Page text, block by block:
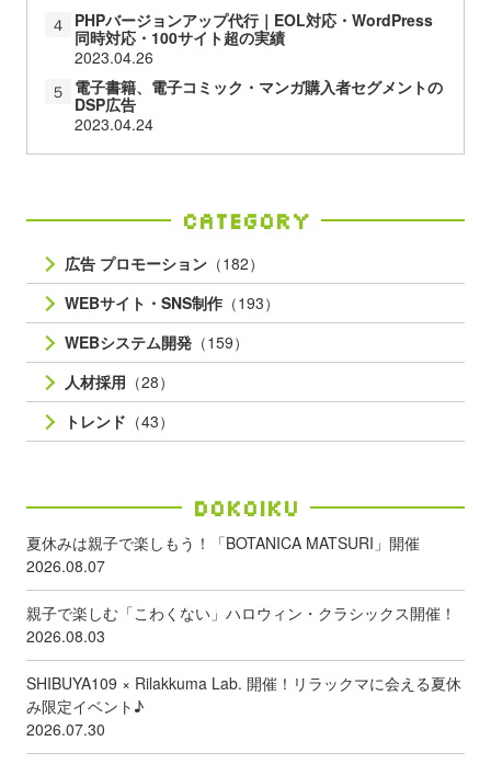
４ PHPバージョンアップ代行｜EOL対応・WordPress
同時対応・100サイト超の実績
2023.04.26
５ 電子書籍、電子コミック・マンガ購入者セグメントの
DSP広告
2023.04.24
Category
広告 プロモーション （182）
WEBサイト・SNS制作 （193）
WEBシステム開発 （159）
人材採用 （28）
トレンド （43）
Dokoiku
夏休みは親子で楽しもう！「BOTANICA MATSURI」開催
2026.08.07
親子で楽しむ「こわくない」ハロウィン・クラシックス開催！
2026.08.03
SHIBUYA109 × Rilakkuma Lab. 開催！リラックマに会える夏休
み限定イベント♪
2026.07.30